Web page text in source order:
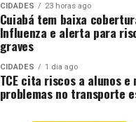
CIDADES 23 horas ago
Cuiabá tem baixa
Influenza e alerta para
graves
CIDADES 1 dia ago
TCE cita riscos a alunos
problemas no transporte